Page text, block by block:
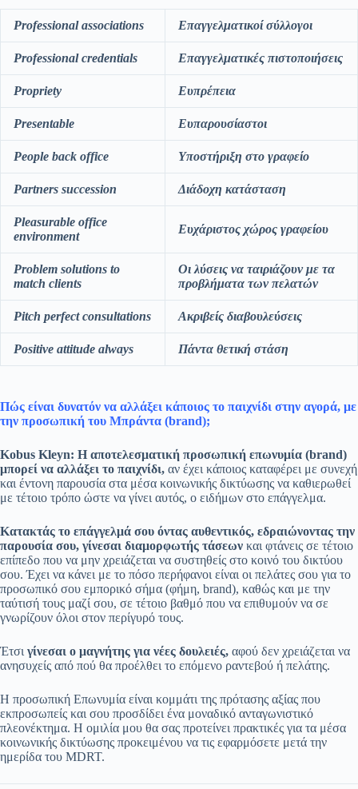
Professional associations Επαγγελματικοί σύλλογοι
Professional credentials Επαγγελματικές πιστοποιήσεις
Propriety Ευπρέπεια
Presentable Ευπαρουσίαστοι
People back office Υποστήριξη στο γραφείο
Partners succession Διάδοχη κατάσταση
Pleasurable office
environment
Ευχάριστος χώρος γραφείου
Problem solutions to
match clients
Οι λύσεις να ταιριάζουν με τα
προβλήματα των πελατών
Pitch perfect consultations Ακριβείς διαβουλεύσεις
Positive attitude always Πάντα θετική στάση
Πώς είναι δυνατόν να αλλάξει κάποιος το παιχνίδι στην αγορά, με
την προσωπική του Μπράντα (brand);
Kobus Kleyn: Η αποτελεσματική προσωπική επωνυμία (brand)
μπορεί να αλλάξει το παιχνίδι, αν έχει κάποιος καταφέρει με συνεχή
και έντονη παρουσία στα μέσα κοινωνικής δικτύωσης να καθιερωθεί
με τέτοιο τρόπο ώστε να γίνει αυτός, o ειδήμων στο επάγγελμα.
Κατακτάς το επάγγελμά σου όντας αυθεντικός, εδραιώνοντας την
παρουσία σου, γίνεσαι διαμορφωτής τάσεων και φτάνεις σε τέτοιο
επίπεδο που να μην χρειάζεται να συστηθείς στο κοινό του δικτύου
σου. Έχει να κάνει με το πόσο περήφανοι είναι οι πελάτες σου για το
προσωπικό σου εμπορικό σήμα (φήμη, brand), καθώς και με την
ταύτισή τους μαζί σου, σε τέτοιο βαθμό που να επιθυμούν να σε
γνωρίζουν όλοι στον περίγυρό τους.
Έτσι γίνεσαι ο μαγνήτης για νέες δουλειές, αφού δεν χρειάζεται να
ανησυχείς από πού θα προέλθει το επόμενο ραντεβού ή πελάτης.
Η προσωπική Επωνυμία είναι κομμάτι της πρότασης αξίας που
εκπροσωπείς και σου προσδίδει ένα μοναδικό ανταγωνιστικό
πλεονέκτημα. Η ομιλία μου θα σας προτείνει πρακτικές για τα μέσα
κοινωνικής δικτύωσης προκειμένου να τις εφαρμόσετε μετά την
ημερίδα του MDRT.